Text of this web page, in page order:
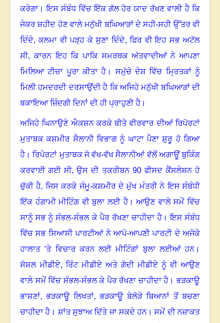
ਕਰੇਗਾ ।ਇਸ ਸੰਬੰਧ ਵਿੱਚ ਇੱਕ ਗੱਲ ਹੋਰ ਯਾਦ ਰੱਖਣ ਵਾਲੀ ਹੈ ਕਿ
ਜੇਕਰ ਸ਼ਹੀਦ ਹੋਣ ਵਾਲੇ ਮਨੁੱਖੀ ਬਘਿਆੜਾਂ ਦੇ ਸਹੀ-ਸਹੀ ਉੱਤਰ ਵੀ
ਦਿੰਦੇ,ਕਲਮਾ ਵੀ ਪੜ੍ਹ ਕੇ ਸੁਣਾ ਦਿੰਦੇ, ਫਿਰ ਵੀ ਇਹ ਸਭ ਅਟੱਲ
ਸੀ,ਕਾਰਨ ਇਹ ਕਿ ਪਾਕਿ ਸਮਰਥਕ ਅੱਤਵਾਦੀਆਂ ਨੇ ਆਪਣਾ
ਮਿਲਿਆ ਟੀਚਾ ਪੂਰਾ ਕੀਤਾ ਹੈ । ਸਮੁੱਚੇ ਦੇਸ਼ ਵਿੱਚ ਮ੍ਰਿਤਕਾਂ ਨੂੰ
ਮਿਲੀ ਹਮਦਰਦੀ ਦਰਸਾਉਂਦੀ ਹੈ ਕਿ ਅਜਿਹੇ ਮਨੁੱਖੀ ਬਘਿਆੜਾਂ ਦੀ
ਬਕਾਇਆ ਜ਼ਿੰਦਗੀ ਦਿਨਾਂ ਦੀ ਹੀ ਪ੍ਰਾਹੁਣੀ ਹੈ ।
ਅਜਿਹੇ ਘਿਨਾਉਣੇ ਐਕਸ਼ਨ ਕਰਕੇ ਬੀਤੇ ਵੀਰਵਾਰ ਦੀਆਂ ਰਿਪੋਰਟਾਂ
ਮੁਤਾਬਕ ਕਸ਼ਮੀਰ ਸੈਲਾਨੀ ਵਿਭਾਗ ਨੂੰ ਘਾਟਾ ਪੈਣਾ ਸ਼ੁਰੂ ਹੋ ਗਿਆ
ਹੈ ।ਰਿਪੋਰਟਾਂ ਮੁਤਾਬਕ ਜੋ ਵੱਖ-ਵੱਖ ਸੈਲਾਨੀਆਂ ਵੱਲੋਂ ਅਗਾਊਂ ਬੁਕਿੰਗ
ਕਰਵਾਈ ਗਈ ਸੀ,ਉਸ ਦੀ ਤਕਰੀਬਨ 90ਫੀਸਦ ਕੈਂਸਲੇਸ਼ਨ ਹੋ
ਚੁੱਕੀ ਹੈ, ਜਿਸ ਕਰਕੇ ਜੰਮੂ-ਕਸ਼ਮੀਰ ਦੇ ਮੁੱਖ ਮੰਤਰੀ ਨੇ ਇਸ ਸੰਬੰਧੀ
ਇੱਕ ਹੰਗਾਮੀ ਮੀਟਿੰਗ ਵੀ ਬੁਲਾ ਲਈ ਹੈ।ਆਉਣ ਵਾਲੇ ਸਮੇਂ ਵਿੱਚ
ਸਾਨੂੰ ਸਭ ਨੂੰ ਸੰਭਲ-ਸੰਭਲ ਕੇ ਪੈਰ ਰੱਖਣਾ ਚਾਹੀਦਾ ਹੈ ।ਇਸ ਸੰਬੰਧ
ਵਿੱਚ ਸਭ ਸਿਆਸੀ ਪਾਰਟੀਆਂ ਨੇ ਆਪੋ-ਆਪਣੀ ਪਾਰਟੀ ਦੇ ਅਜੋਕੇ
ਹਾਲਾਤ ’ਤੇ ਵਿਚਾਰ ਕਰਨ ਲਈ ਮੀਟਿੰਗਾਂ ਬੁਲਾ ਲਈਆਂ ਹਨ।
ਸੋਸ਼ਲ ਮੀਡੀਏ, ਰਿੰਟ ਮੀਡੀਏ ਅਤੇ ਗੋਦੀ ਮੀਡੀਏ ਨੂੰ ਵੀ ਆਉਣ
ਵਾਲੇ ਸਮੇਂ ਵਿੱਚ ਸੰਭਲ-ਸੰਭਲ ਕੇ ਪੈਰ ਰੱਖਣਾ ਚਾਹੀਦਾ ਹੈ ।ਭੜਕਾਊ
ਭਾਸ਼ਣਾਂ,ਭੜਕਾਊ ਲਿਖਤਾਂ,ਭੜਕਾਊ ਬੇਲੋੜੇ ਬਿਆਨਾਂ ਤੋਂ ਬਚਣਾ
ਚਾਹੀਦਾ ਹੈ । ਸ਼ਾਂਤ ਸੁਝਾਅ ਦਿੱਤੇ ਜਾ ਸਕਦੇ ਹਨ।ਸਮੇਂ ਦੀ ਨਜ਼ਾਕਤ